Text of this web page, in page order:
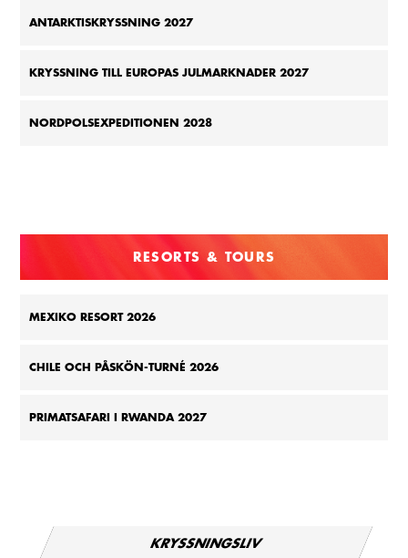
ANTARKTISKRYSSNING 2027
KRYSSNING TILL EUROPAS JULMARKNADER 2027
NORDPOLSEXPEDITIONEN 2028
RESORTS & TOURS
MEXIKO RESORT 2026
CHILE OCH PÅSKÖN-TURNÉ 2026
PRIMATSAFARI I RWANDA 2027
KRYSSNINGSLIV